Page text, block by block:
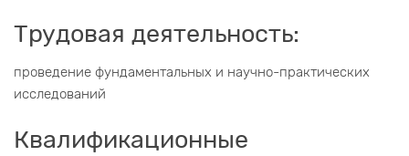
Трудовая деятельность:
проведение фундаментальных и научно-практических
исследований
Квалификационные